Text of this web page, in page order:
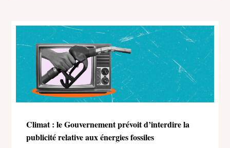
Climat : le Gouvernement prévoit d’interdire la
publicité relative aux énergies fossiles